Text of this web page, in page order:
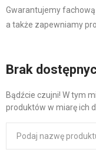
Gwarantujemy
a także zapewniamy
Brak
Bądźcie czujni! W tym
produktów w miarę ich